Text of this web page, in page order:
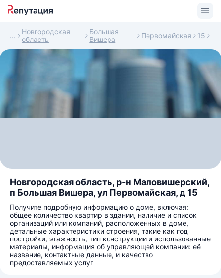
Новгородская
область
Большая
Вишера
Первомайская 15
Новгородская область, р-н Маловишерский,
п Большая Вишера, ул Первомайская, д 15
Получите подробную информацию о доме, включая:
общее количество квартир в здании, наличие и список
организаций или компаний, расположенных в доме,
детальные характеристики строения, такие как год
постройки, этажность, тип конструкции и использованные
материалы, информация об управляющей компании: её
название, контактные данные, и качество
предоставляемых услуг